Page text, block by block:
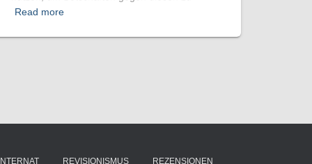
Read more
REVISIONISMUS REZENSIONEN